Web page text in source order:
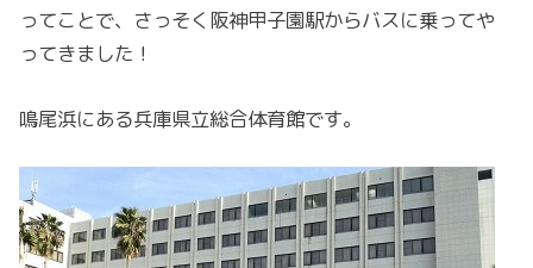
ってことで、さっそく阪神甲子園駅からバスに乗ってや
ってきました！
鳴尾浜にある兵庫県立総合体育館です。